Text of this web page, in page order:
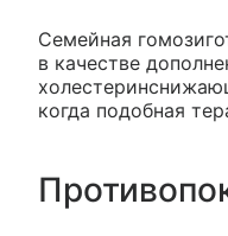
Семейная
в качестве
когда подобная